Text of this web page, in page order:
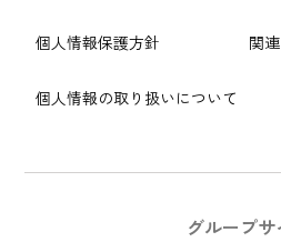
個人情報保護方針
個人情報の取り扱いについて
関
グループサ